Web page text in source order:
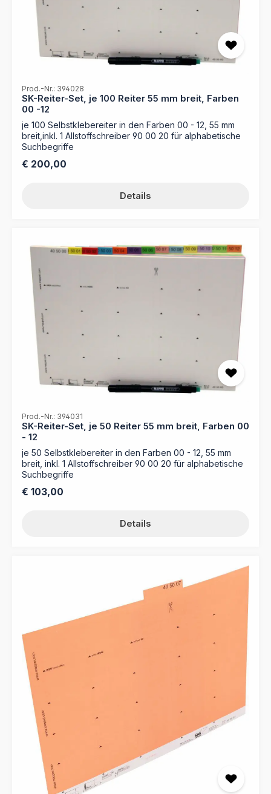
Prod.-Nr.: 394028
SK-Reiter-Set, je 100 Reiter 55 mm breit, Farben
00 -12
je 100 Selbstklebereiter in den Farben 00 - 12, 55 mm
breit,inkl. 1 Allstoffschreiber 90 00 20 für alphabetische
Suchbegriffe
Regulärer Preis:
€ 200,00
Details
Prod.-Nr.: 394031
SK-Reiter-Set, je 50 Reiter 55 mm breit, Farben 00
- 12
je 50 Selbstklebereiter in den Farben 00 - 12, 55 mm
breit, inkl. 1 Allstoffschreiber 90 00 20 für alphabetische
Suchbegriffe
Regulärer Preis:
€ 103,00
Details